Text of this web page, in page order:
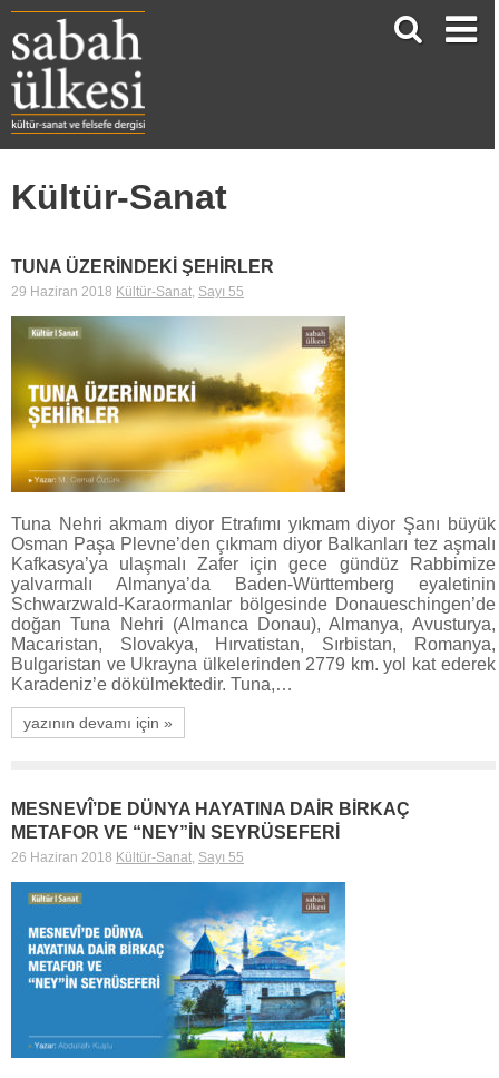
Kültür-Sanat
TUNA ÜZERİNDEKİ ŞEHİRLER
29 Haziran 2018 Kültür-Sanat, Sayı 55
Tuna Nehri akmam diyor Etrafımı yıkmam diyor Şanı büyük
Osman Paşa Plevne’den çıkmam diyor Balkanları tez aşmalı
Kafkasya’ya ulaşmalı Zafer için gece gündüz Rabbimize
yalvarmalı Almanya’da Baden-Württemberg eyaletinin
Schwarzwald-Karaormanlar bölgesinde Donaueschingen’de
doğan Tuna Nehri (Almanca Donau), Almanya, Avusturya,
Macaristan, Slovakya, Hırvatistan, Sırbistan, Romanya,
Bulgaristan ve Ukrayna ülkelerinden 2779 km. yol kat ederek
Karadeniz’e dökülmektedir. Tuna,…
yazının devamı için »
MESNEVÎ’DE DÜNYA HAYATINA DAİR BİRKAÇ
METAFOR VE “NEY”İN SEYRÜSEFERİ
26 Haziran 2018 Kültür-Sanat, Sayı 55